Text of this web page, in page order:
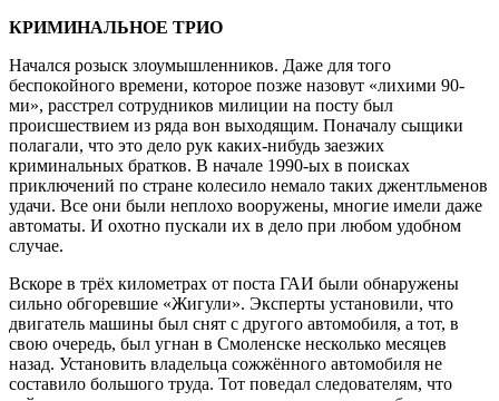
КРИМИНАЛЬНОЕ ТРИО
Начался розыск злоумышленников. Даже для того
беспокойного времени, которое позже назовут «лихими 90-
ми», расстрел сотрудников милиции на посту был
происшествием из ряда вон выходящим. Поначалу сыщики
полагали, что это дело рук каких-нибудь заезжих
криминальных братков. В начале 1990-ых в поисках
приключений по стране колесило немало таких джентльменов
удачи. Все они были неплохо вооружены, многие имели даже
автоматы. И охотно пускали их в дело при любом удобном
случае.
Вскоре в трёх километрах от поста ГАИ были обнаружены
сильно обгоревшие «Жигули». Эксперты установили, что
двигатель машины был снят с другого автомобиля, а тот, в
свою очередь, был угнан в Смоленске несколько месяцев
назад. Установить владельца сожжённого автомобиля не
составило большого труда. Тот поведал следователям, что